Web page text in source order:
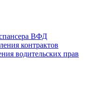
ВФД
контрактов
водительских прав